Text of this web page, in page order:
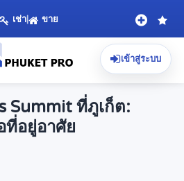
เช่า| ขาย
เข้าสู่ระบบ
Summit ที่ภูเก็ต:
อยู่อาศัย